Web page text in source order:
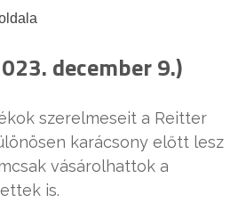
december 9.)
szerelmeseit a Reitter
karácsony előtt lesz
vásárolhattok a
is.